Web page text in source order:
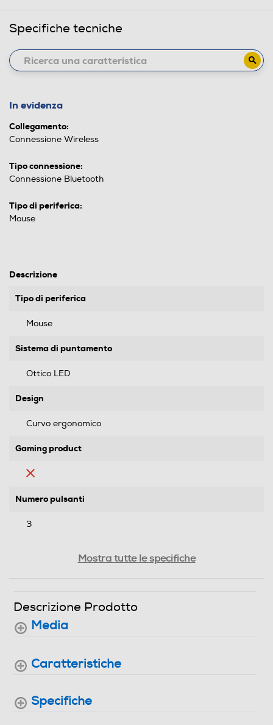
Specifiche tecniche
In evidenza
Collegamento:
Connessione Wireless
Tipo connessione:
Connessione Bluetooth
Tipo di periferica:
Mouse
Descrizione
Tipo di periferica
Mouse
Sistema di puntamento
Ottico LED
Design
Curvo ergonomico
Gaming product
Numero pulsanti
3
2 Direzioni
Sistemi operativi compatibili
Mostra tutte le specifiche
Descrizione Prodotto
Media
Caratteristiche
Specifiche